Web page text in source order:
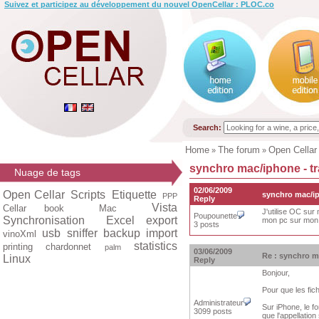
Suivez et participez au développement du nouvel OpenCellar : PLOC.co
Search:
Home » The forum » Open
Nuage de tags
Open Cellar Scripts Etiquette PPP
Cellar book Mac
Vista
Synchronisation
Excel export
vinoXml usb sniffer backup import
printing chardonnet palm
statistics
Linux
synchro mac/iphone -
02/06/2009
Reply
synchro mac/
Poupounette
3 posts
J'utilise OC sur
mon pc sur
03/06/2009
Reply
Re : synchro
Administrateur
3099 posts
Bonjour,
Pour que les
Sur iPhone, le
que l'appellation